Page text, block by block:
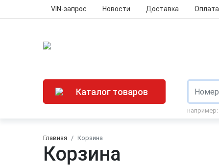
VIN-запрос Новости Доставка Оплата
Каталог товаров
например:
Главная Корзина
Корзина